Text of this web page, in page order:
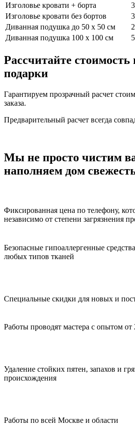
Изголовье кровати + борта
Изголовье кровати без бортов
Диванная подушка до 50 х 50 см
Диванная подушка 100 х 100 см
Рассчитайте стоимость
подарки
Гарантируем прозрачный расчет
заказа.
Предварительный расчет всегда
Мы не просто чистим
наполняем дом
Фиксированная цена по телефону,
независимо от степени загрязнения
Безопасные гипоаллергенные
любых типов тканей
Специальные скидки для новых и
Работы проводят мастера с опытом
Удаление стойких пятен, запахов и
происхождения
Работы по всей Москве и области